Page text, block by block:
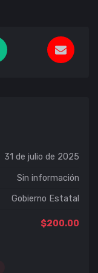
31 de julio de 2025
Sin información
Gobierno Estatal
$200.00